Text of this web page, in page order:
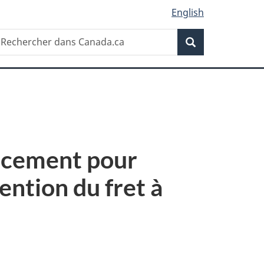
English
Recherche
pour
du fret à